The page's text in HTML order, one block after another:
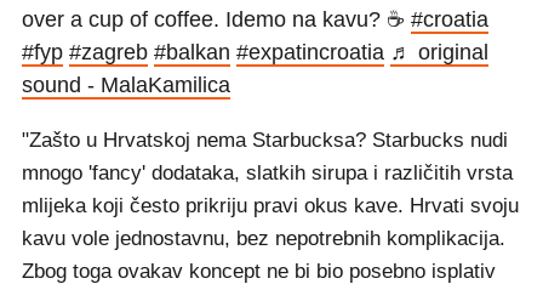
over a cup of coffee. Idemo na kavu? ☕️ #croatia
#fyp #zagreb #balkan #expatincroatia ♬ original
sound - MalaKamilica
"Zašto u Hrvatskoj nema Starbucksa? Starbucks nudi
mnogo 'fancy' dodataka, slatkih sirupa i različitih vrsta
mlijeka koji često prikriju pravi okus kave. Hrvati svoju
kavu vole jednostavnu, bez nepotrebnih komplikacija.
Zbog toga ovakav koncept ne bi bio posebno isplativ